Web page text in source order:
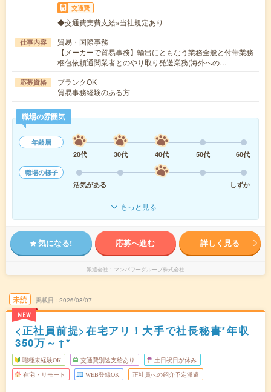
交通費
◆交通費実費支給※当社規定あり
仕事内容
貿易・国際事務
【メーカーで貿易事務】輸出にともなう業務全般と付帯業務
梱包依頼通関業者とのやり取り発送業務(海外への…
応募資格
ブランクOK
貿易事務経験のある方
職場の雰囲気
年齢層
20代
30代 40代 50代
60代
職場の様子
活気がある
しずか
もっと見る
気になる! 応募へ進む 詳しく見る
派遣会社 マンパワーグループ株式会社
未読
NEW
掲載日 2026/08/07
<正社員前提>在宅アリ！大手で社長秘書*年収
350万～↑*
職種未経験OK 交通費別途支給あり 土日祝日が休み
在宅・リモート WEB登録OK 正社員への紹介予定派遣